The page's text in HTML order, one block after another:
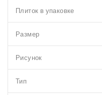
Плиток в упаковке
Размер
Рисунок
Тип